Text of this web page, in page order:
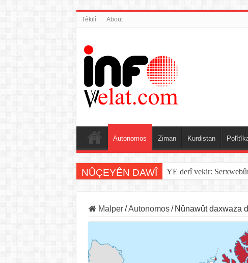
Têkilî About
Autonomos Ziman Kurdistan
NÛÇEYÊN DAWÎ YE derî vekir:
Malper / Autonomos / Nûnawût daxwaza